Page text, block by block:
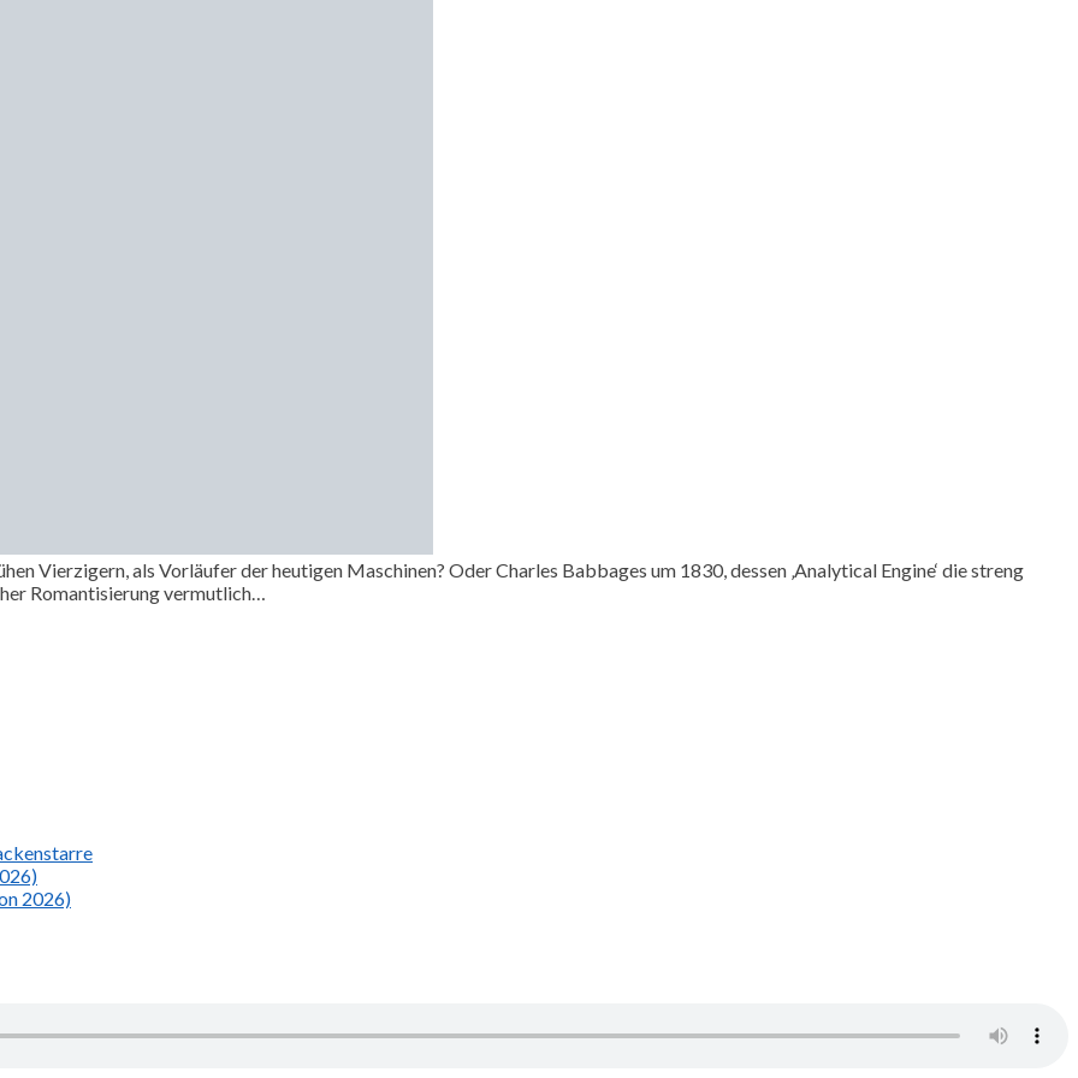
Vierzigern, als Vorläufer der heutigen Maschinen? Oder Charles Babbages um 1830, dessen ‚Analytical Engine‘ die streng
Romantisierung vermutlich…
2026)